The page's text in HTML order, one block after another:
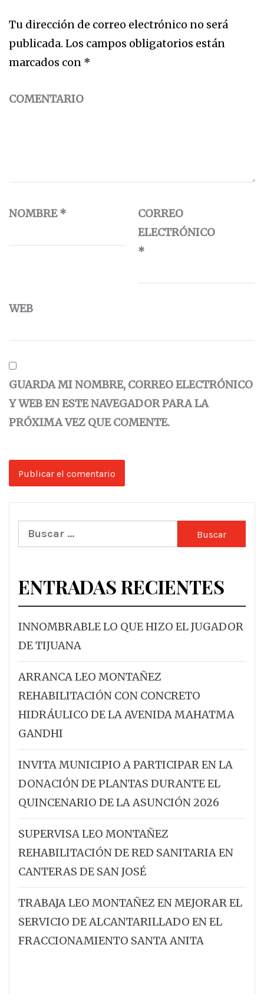
Tu dirección de correo electrónico no será
publicada. Los campos obligatorios están
marcados con *
COMENTARIO
NOMBRE*
CORREO
ELECTRÓNICO
*
WEB
GUARDA MI NOMBRE, CORREO ELECTRÓNICO
Y WEB EN ESTE NAVEGADOR PARA LA
PRÓXIMA VEZ QUE COMENTE.
Buscar:
ENTRADAS RECIENTES
INNOMBRABLE LO QUE HIZO EL JUGADOR
DE TIJUANA
ARRANCA LEO MONTAÑEZ
REHABILITACIÓN CON CONCRETO
HIDRÁULICO DE LA AVENIDA MAHATMA
GANDHI
INVITA MUNICIPIO A PARTICIPAR EN LA
DONACIÓN DE PLANTAS DURANTE EL
QUINCENARIO DE LA ASUNCIÓN 2026
SUPERVISA LEO MONTAÑEZ
REHABILITACIÓN DE RED SANITARIA EN
CANTERAS DE SAN JOSÉ
TRABAJA LEO MONTAÑEZ EN MEJORAR EL
SERVICIO DE ALCANTARILLADO EN EL
FRACCIONAMIENTO SANTA ANITA